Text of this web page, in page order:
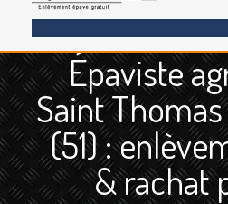
ENLÈVEMENTÉPAVE
Quoi?
Scooteret Moto
Camionet Poids Lourd
Épaviste
Saint
(51) :
& rachat